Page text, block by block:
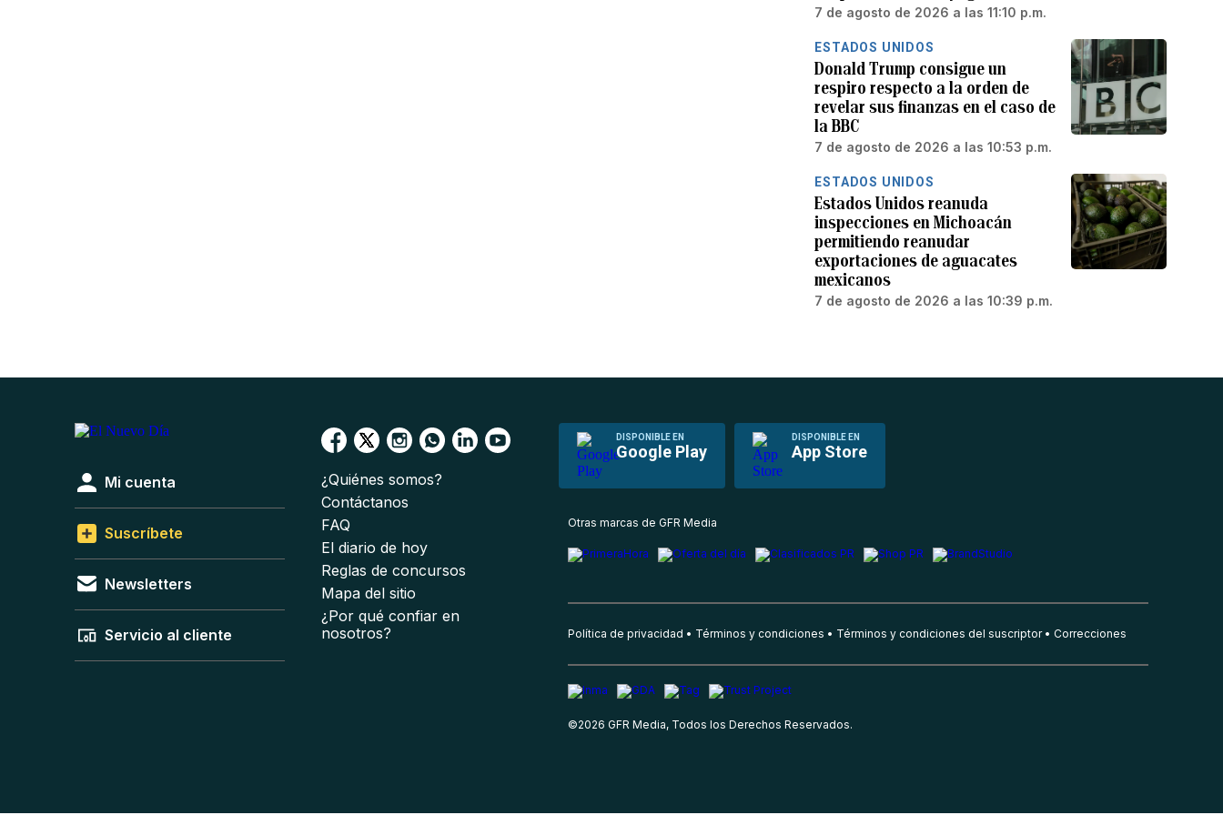
7 de agosto de 2026 a las 11:10 p.m.
ESTADOS UNIDOS
Donald Trump consigue un
respiro respecto a la orden de
revelar sus finanzas en el caso de
la BBC
7 de agosto de 2026 a las 10:53 p.m.
ESTADOS UNIDOS
Estados Unidos reanuda
inspecciones en Michoacán
permitiendo reanudar
exportaciones de aguacates
mexicanos
7 de agosto de 2026 a las 10:39 p.m.
DISPONIBLE EN
Google Play
DISPONIBLE EN
App Store
Mi cuenta
Suscríbete
Newsletters
Servicio al cliente
¿Quiénes somos?
Contáctanos
FAQ
El diario de hoy
Reglas de concursos
Mapa del sitio
¿Por qué confiar en
nosotros?
Otras marcas de GFR Media
Política de privacidad Términos y condiciones Términos y condiciones del suscriptor Correcciones
©2026 GFR Media, Todos los Derechos Reservados.